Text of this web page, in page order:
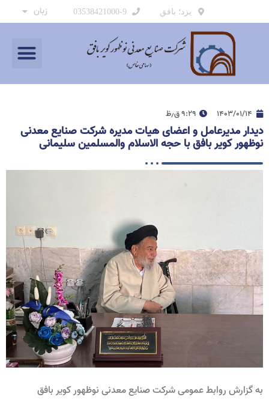
یزد؛ بافق 03538421000-9 زبان
۱۴۰۳/۰۱/۱۴ ۹:۲۹ ق٫ظ
دیدار مدیرعامل و اعضای هیات مدیره شرکت صنایع معدنی
نوظهور کویر بافق با حجه الاسلام والمسلمین سلیمانی
به گزارش روابط عمومی شرکت صنایع معدنی نوظهور کویر بافق